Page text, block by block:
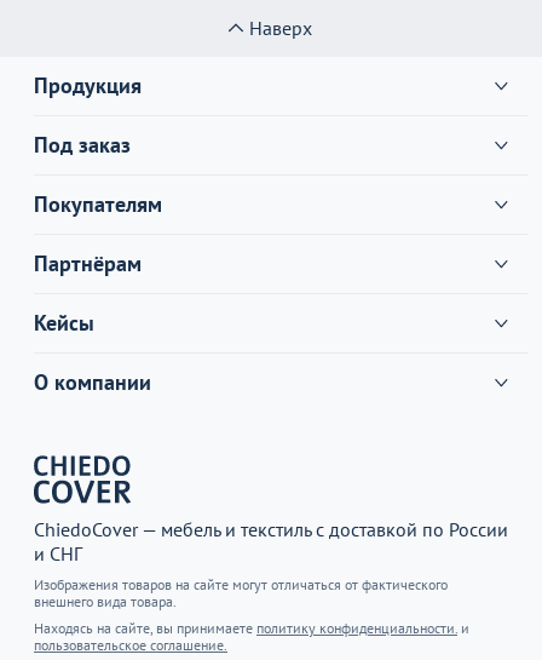
Наверх
Продукция
Под заказ
Покупателям
Партнёрам
Кейсы
О компании
ChiedoCover — мебель и текстиль с доставкой по России
и СНГ
Изображения товаров на сайте могут отличаться от фактического
внешнего вида товара.
Находясь на сайте, вы принимаете политику конфиденциальности. и
пользовательское соглашение.